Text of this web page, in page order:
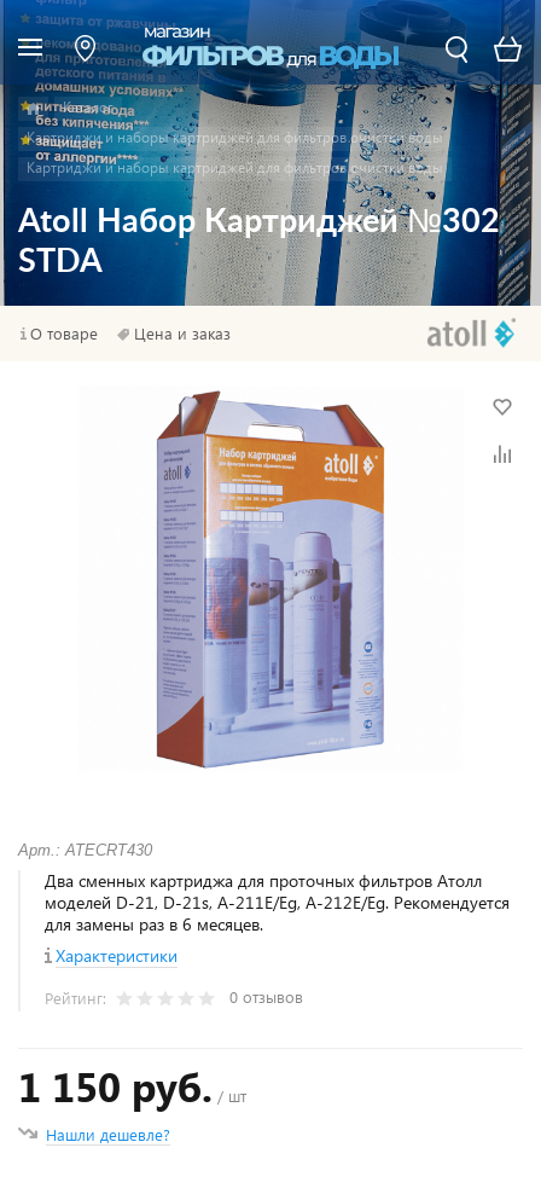
Каталог
Картриджи и наборы картриджей для фильтров очистки воды
Картриджи и наборы картриджей для фильтров очистки воды
Atoll Набор Картриджей №302
STDA
О товаре Цена и заказ
Арт.: ATECRT430
Два сменных картриджа для проточных фильтров Атолл
моделей D-21, D-21s, A-211E/Eg, A-212E/Eg. Рекомендуется
для замены раз в 6 месяцев.
Характеристики
Рейтинг: 0 отзывов
1 150 руб. / шт
Нашли дешевле?